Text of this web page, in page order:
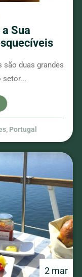
Sua
duas grandes
setor...
, Portugal
2 mar